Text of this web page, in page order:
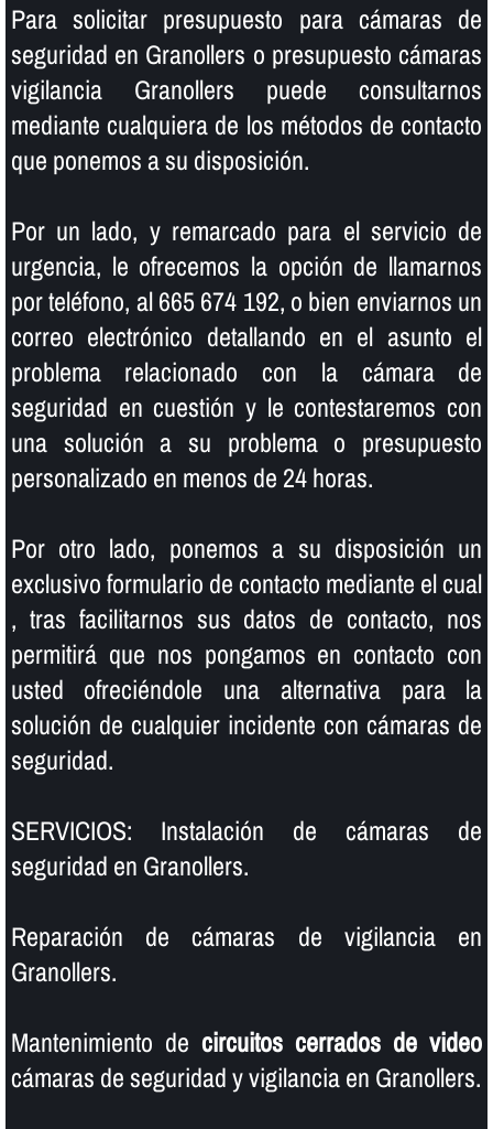
Para solicitar presupuesto para cámaras de
seguridad en Granollers o presupuesto cámaras
vigilancia Granollers puede consultarnos
mediante cualquiera de los métodos de contacto
que ponemos a su disposición.
Por un lado, y remarcado para el servicio de
urgencia, le ofrecemos la opción de llamarnos
por teléfono, al 665 674 192, o bien enviarnos un
correo electrónico detallando en el asunto el
problema relacionado con la cámara de
seguridad en cuestión y le contestaremos con
una solución a su problema o presupuesto
personalizado en menos de 24 horas.
Por otro lado, ponemos a su disposición un
exclusivo formulario de contacto mediante el cual
, tras facilitarnos sus datos de contacto, nos
permitirá que nos pongamos en contacto con
usted ofreciéndole una alternativa para la
solución de cualquier incidente con cámaras de
seguridad.
SERVICIOS: Instalación de cámaras de
seguridad en Granollers.
Reparación de cámaras de vigilancia en
Granollers.
Mantenimiento de circuitos cerrados de video
cámaras de seguridad y vigilancia en Granollers.